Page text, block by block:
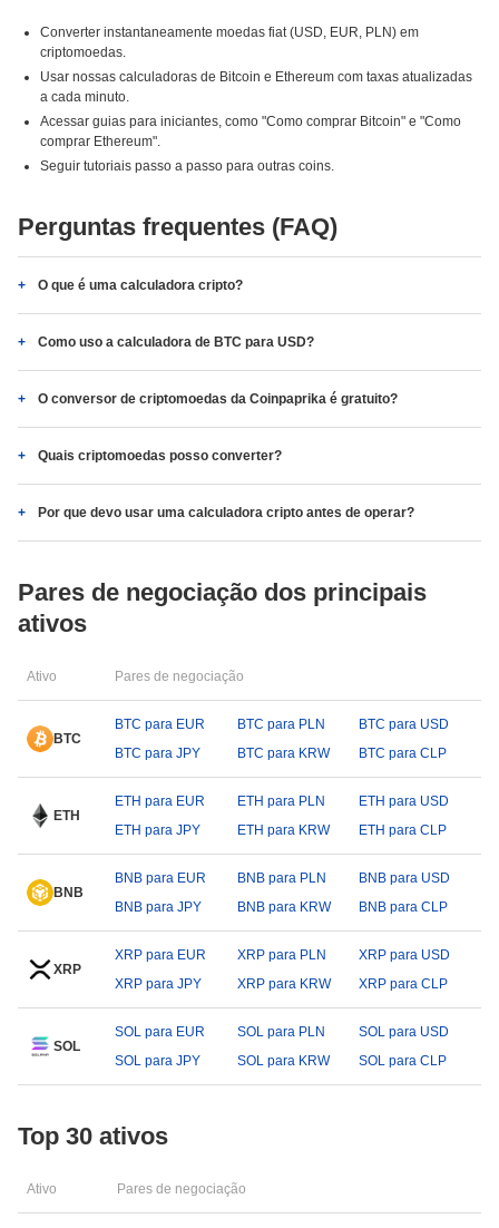
Converter instantaneamente moedas fiat (USD, EUR, PLN) em
criptomoedas.
Usar nossas calculadoras de Bitcoin e Ethereum com taxas atualizadas
a cada minuto.
Acessar guias para iniciantes, como "Como comprar Bitcoin" e "Como
comprar Ethereum".
Seguir tutoriais passo a passo para outras coins.
Perguntas frequentes (FAQ)
O que é uma calculadora cripto?
Como uso a calculadora de BTC para USD?
O conversor de criptomoedas da Coinpaprika é gratuito?
Quais criptomoedas posso converter?
Por que devo usar uma calculadora cripto antes de operar?
Pares de negociação dos principais
ativos
Ativo Pares de negociação
BTC
BTC para EUR BTC para PLN
BTC para USD
BTC para JPY
BTC para KRW BTC para CLP
ETH
ETH para EUR ETH para PLN
ETH para USD
ETH para JPY
ETH para KRW ETH para CLP
BNB
BNB para EUR BNB para PLN
BNB para USD
BNB para JPY
BNB para KRW BNB para CLP
XRP
XRP para EUR XRP para PLN
XRP para USD
XRP para JPY
XRP para KRW XRP para CLP
SOL
SOL para EUR SOL para PLN
SOL para USD
SOL para JPY
SOL para KRW SOL para CLP
Top 30 ativos
Ativo Pares de negociação